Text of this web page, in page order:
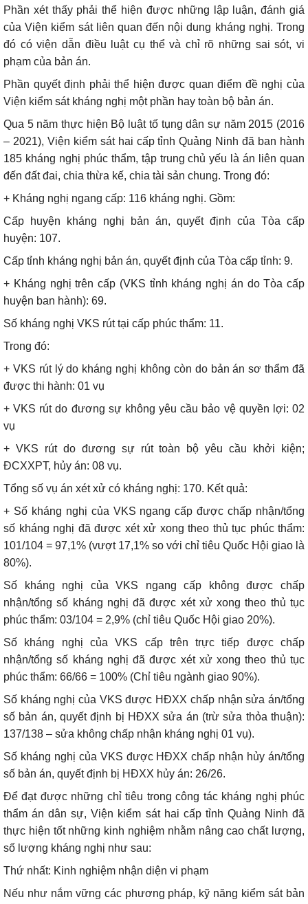
Phần xét thấy phải thể hiện được những lập luận, đánh giá
của Viện kiểm sát liên quan đến nội dung kháng nghị. Trong
đó có viện dẫn điều luật cụ thể và chỉ rõ những sai sót, vi
phạm của bản án.
Phần quyết định phải thể hiện được quan điểm đề nghị của
Viện kiểm sát kháng nghị một phần hay toàn bộ bản án.
Qua 5 năm thực hiện Bộ luật tố tụng dân sự năm 2015 (2016
– 2021), Viện kiểm sát hai cấp tỉnh Quảng Ninh đã ban hành
185 kháng nghị phúc thẩm, tập trung chủ yếu là án liên quan
đến đất đai, chia thừa kế, chia tài sản chung. Trong đó:
+ Kháng nghị ngang cấp: 116 kháng nghị. Gồm:
Cấp huyện kháng nghị bản án, quyết định của Tòa cấp
huyện: 107.
Cấp tỉnh kháng nghị bản án, quyết định của Tòa cấp tỉnh: 9.
+ Kháng nghị trên cấp (VKS tỉnh kháng nghị án do Tòa cấp
huyện ban hành): 69.
Số kháng nghị VKS rút tại cấp phúc thẩm: 11.
Trong đó:
+ VKS rút lý do kháng nghị không còn do bản án sơ thẩm đã
được thi hành: 01 vụ
+ VKS rút do đương sự không yêu cầu bảo vệ quyền lợi: 02
vụ
+ VKS rút do đương sự rút toàn bộ yêu cầu khởi kiện;
ĐCXXPT, hủy án: 08 vụ.
Tổng số vụ án xét xử có kháng nghị: 170. Kết quả:
+ Số kháng nghị của VKS ngang cấp được chấp nhận/tổng
số kháng nghị đã được xét xử xong theo thủ tục phúc thẩm:
101/104 = 97,1% (vượt 17,1% so với chỉ tiêu Quốc Hội giao là
80%).
Số kháng nghị của VKS ngang cấp không được chấp
nhận/tổng số kháng nghị đã được xét xử xong theo thủ tục
phúc thẩm: 03/104 = 2,9% (chỉ tiêu Quốc Hội giao 20%).
Số kháng nghị của VKS cấp trên trực tiếp được chấp
nhận/tổng số kháng nghị đã được xét xử xong theo thủ tục
phúc thẩm: 66/66 = 100% (Chỉ tiêu ngành giao 90%).
Số kháng nghị của VKS được HĐXX chấp nhận sửa án/tổng
số bản án, quyết định bị HĐXX sửa án (trừ sửa thỏa thuận):
137/138 – sửa không chấp nhận kháng nghị 01 vụ).
Số kháng nghị của VKS được HĐXX chấp nhận hủy án/tổng
số bản án, quyết định bị HĐXX hủy án: 26/26.
Để đạt được những chỉ tiêu trong công tác kháng nghị phúc
thẩm án dân sự, Viện kiểm sát hai cấp tỉnh Quảng Ninh đã
thực hiện tốt những kinh nghiệm nhằm nâng cao chất lượng,
số lượng kháng nghị như sau:
Thứ nhất: Kinh nghiệm nhận diện vi phạm
Nếu như nắm vững các phương pháp, kỹ năng kiểm sát bản